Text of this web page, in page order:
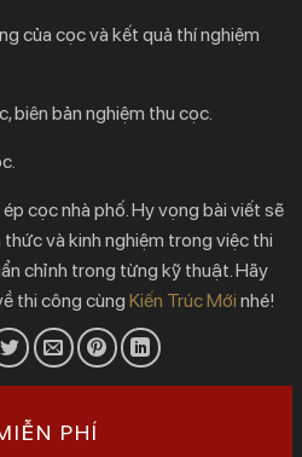
của cọc và kết quả thí nghiệm
biên bản nghiệm thu cọc.
cọc nhà phố. Hy vọng bài viết sẽ
và kinh nghiệm trong việc thi
chỉnh trong từng kỹ thuật. Hãy
thi công cùng Kiến Trúc Mới nhé!
PHÍ